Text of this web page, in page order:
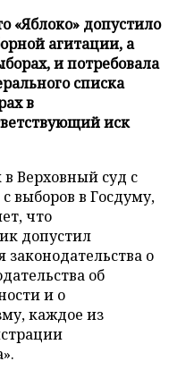
«Яблоко» допустило
агитации, а
и потребовала
списка
в
иск
Верховный суд с
выборов в Госдуму,
что
допустил
о
об
и о
каждое из